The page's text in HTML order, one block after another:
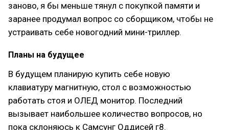
заново, я бы меньше тянул с покупкой памяти и
заранее продумал вопрос со сборщиком, чтобы не
устраивать себе новогодний мини-триллер.
Планы на будущее
В будущем планирую купить себе новую
клавиатуру магнитную, стол с возможностью
работать стоя и ОЛЕД монитор. Последний
вызывает наибольшее количество вопросов, но
пока склоняюсь к Самсунг Оддисей г8.